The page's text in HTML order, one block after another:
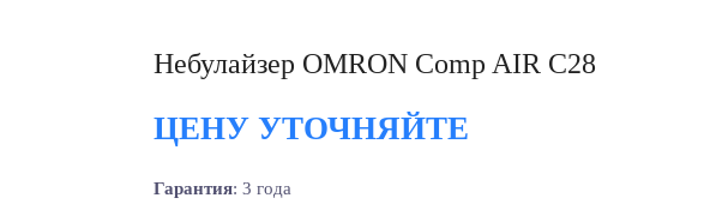
Небулайзер OMRON Comp AIR C28
ЦЕНУ УТОЧНЯЙТЕ
Гарантия: 3 года